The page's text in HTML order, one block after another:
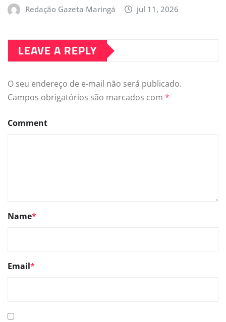
Redação Gazeta Maringá jul 11, 2026
LEAVE A REPLY
O seu endereço de e-mail não será publicado.
Campos obrigatórios são marcados com *
Comment
Name*
Email*